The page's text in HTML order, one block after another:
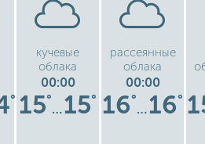
°
кучевые
облака
00:00
15°
…15°
рассеянные
облака
00:00
16°
…16°